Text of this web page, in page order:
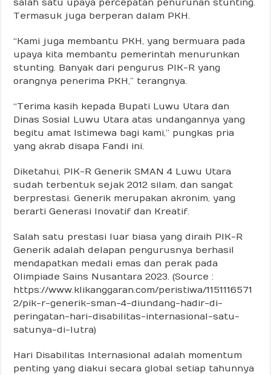
salah satu upaya percepatan penurunan stunting.
Termasuk juga berperan dalam PKH.
“Kami juga membantu PKH, yang bermuara pada
upaya kita membantu pemerintah menurunkan
stunting. Banyak dari pengurus PIK-R yang
orangnya penerima PKH,” terangnya.
“Terima kasih kepada Bupati Luwu Utara dan
Dinas Sosial Luwu Utara atas undangannya yang
begitu amat Istimewa bagi kami,” pungkas pria
yang akrab disapa Fandi ini.
Diketahui, PIK-R Generik SMAN 4 Luwu Utara
sudah terbentuk sejak 2012 silam, dan sangat
berprestasi. Generik merupakan akronim, yang
berarti Generasi Inovatif dan Kreatif.
Salah satu prestasi luar biasa yang diraih PIK-R
Generik adalah delapan pengurusnya berhasil
mendapatkan medali emas dan perak pada
Olimpiade Sains Nusantara 2023. (Source :
https://www.klikanggaran.com/peristiwa/1151116571
2/pik-r-generik-sman-4-diundang-hadir-di-
peringatan-hari-disabilitas-internasional-satu-
satunya-di-lutra)
Hari Disabilitas Internasional adalah momentum
penting yang diakui secara global setiap tahunnya